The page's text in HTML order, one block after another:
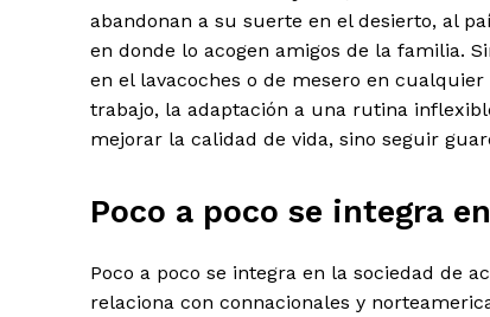
abandonan a su suerte en el desierto, al
en donde lo acogen amigos de la familia.
en el lavacoches o de mesero en
trabajo, la adaptación a una rutina
mejorar la calidad de vida, sino seguir
Poco a poco se integra
Poco a poco se integra en la sociedad de
relaciona con connacionales y